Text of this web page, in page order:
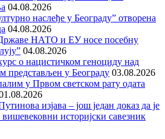
04.08.2026
наслеђе у Београду” отворена
04.08.2026
НАТО и ЕУ носе посебну
04.08.2026
о нацистичком геноциду над
представљен у Београду 03.08.2026
у Првом светском рату одата
изјава – још један доказ да је
историјски савезник